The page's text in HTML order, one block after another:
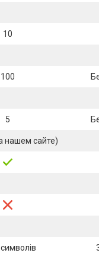
10
100
5
нашем сайте)